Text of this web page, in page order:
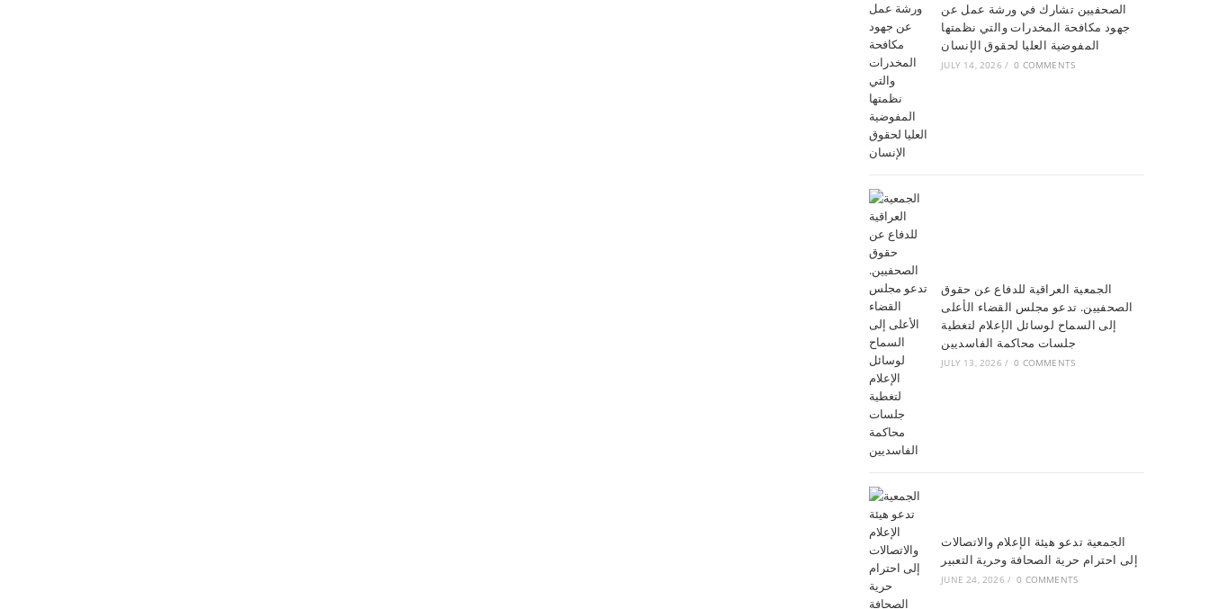
الصحفيين تشارك في ورشة عمل عن
جهود مكافحة المخدرات والتي نظمتها
JULY 14, 2026 / 0 COMMENTS
الجمعية العراقية للدفاع عن حقوق
الصحفيين. تدعو مجلس القضاء الأعلى
إلى السماح لوسائل الإعلام لتغطية
JULY 13, 2026 / 0 COMMENTS
الجمعية تدعو هيئة الإعلام والاتصالات
إلى احترام حرية الصحافة وحرية التعبير
JUNE 24, 2026 / 0 COMMENTS